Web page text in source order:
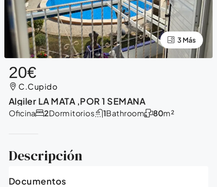
3 Más
20€
C.Cupido
Algiler LA MATA ,POR 1 SEMANA
Oficina Dormitorios
2 Bathroom
1 m²
80
Descripción
Documentos